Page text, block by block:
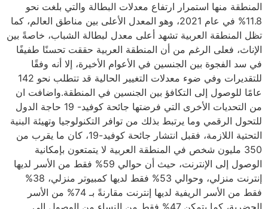
المنطقة منها استمرار ارتفاع معدلات البطالة والتي بلغت نحو
11.8% في عام 2021، وهو المعدل الأعلى بين مناطق العالم، كما
تظل المنطقة العربية تشهد أعلى معدل لبطالة الشباب، خاصةً بين
الإناث، فعلى الرغم من أن المنطقة العربية حققت تحسنًا طفيفًا
في سد الفجوة بين الجنسين في الأعوام الأخيرة، إلا أنه وفقًا
للتقديرات وفي ضوء معدلات التغيير الحالية قد تتطلب نحو 142
عامًا للوصول إلى التكافؤ بين الجنسين في المنطقة.واضافت ان
من التحديات الأخرى التي فرضتها جائحة كوفيد- 19 حاجة الدول
للتحول الرقمي وما يرتبط بذلك من توافر التكنولوجيا وتهيئة البنية
التحتية اللازمة، فقبل انتشار جائحة كوفيد-19، كان ما يقرب من
350 مليون شخص في المنطقة العربية لا يتمتعون بإمكانية
الوصول إلى الإنترنت، حيث أن حوالي 59% فقط من الأسر لديها
إنترنت منزلي، وحوالي 53% فقط لديها كمبيوتر منزلي، 38%
فقط من الأسر الريفية لديها إنترنت مقارنةً بـ 74% من الأسر